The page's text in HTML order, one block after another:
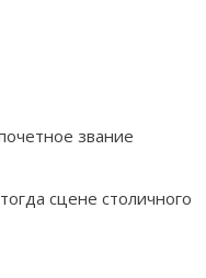
звание
сцене столичного